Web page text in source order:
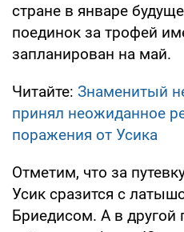
стране в январе
поединок за трофей
запланирован на май.
Читайте: Знаменитый
принял неожиданное
поражения от Усика
Отметим, что за
Усик сразится с
Бриедисом. А в другой